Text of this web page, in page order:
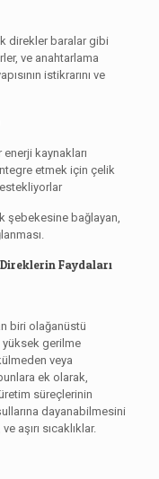
direkler baralar gibi
ve anahtarlama
istikrarını ve
kaynakları
etmek için çelik
şebekesine bağlayan,
Faydaları
biri olağanüstü
yüksek gerilme
veya
ek olarak,
süreçlerinin
dayanabilmesini
aşırı sıcaklıklar.